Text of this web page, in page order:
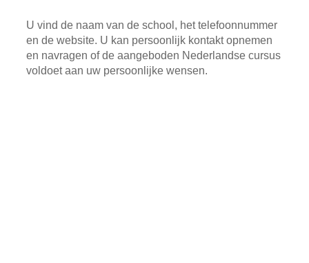
U vind de naam van de school, het telefoonnummer
en de website. U kan persoonlijk kontakt opnemen
en navragen of de aangeboden Nederlandse cursus
voldoet aan uw persoonlijke wensen.